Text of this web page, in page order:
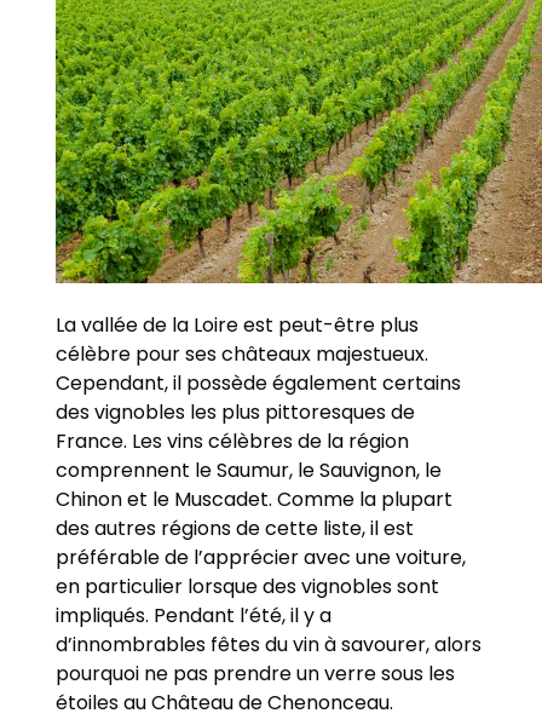
La vallée de la Loire est peut-être plus
célèbre pour ses châteaux majestueux.
Cependant, il possède également certains
des vignobles les plus pittoresques de
France. Les vins célèbres de la région
comprennent le Saumur, le Sauvignon, le
Chinon et le Muscadet. Comme la plupart
des autres régions de cette liste, il est
préférable de l’apprécier avec une voiture,
en particulier lorsque des vignobles sont
impliqués. Pendant l’été, il y a
d’innombrables fêtes du vin à savourer, alors
pourquoi ne pas prendre un verre sous les
étoiles au Château de Chenonceau.